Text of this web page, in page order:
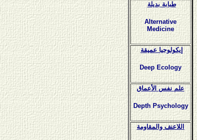
طبابة بديلة
Alternative
Medicine
إيكولوجيا عميقة
Deep Ecology
علم نفس الأعماق
Depth Psychology
اللاعنف والمقاومة